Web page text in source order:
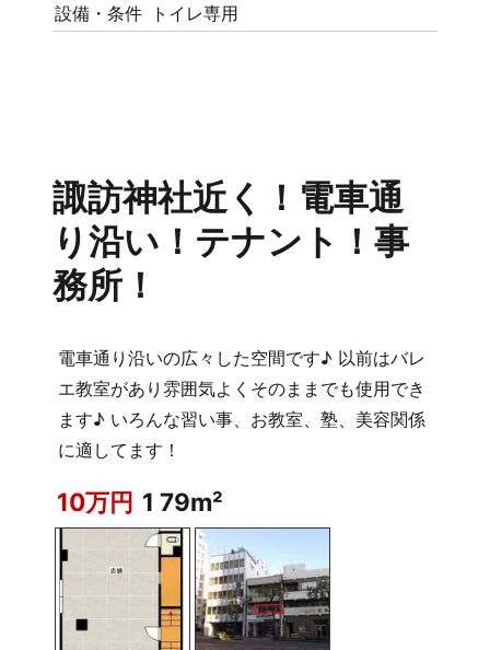
設備・条件
トイレ専用
諏訪神社近く！電車通
り沿い！テナント！事
務所！
電車通り沿いの広々した空間です♪ 以前はバレ
エ教室があり雰囲気よくそのままでも使用でき
ます♪ いろんな習い事、お教室、塾、美容関係
に適してます！
10万円 1 79m²